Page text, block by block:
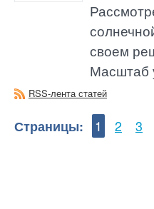
своем
Масштаб
RSS-лента статей
Страницы: 1 2 3